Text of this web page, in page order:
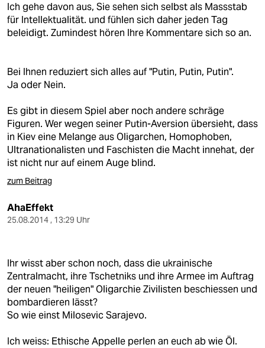
Ich gehe davon aus, Sie sehen sich selbst als Massstab
für Intellektualität. und fühlen sich daher jeden Tag
beleidigt. Zumindest hören Ihre Kommentare sich so an.
Bei Ihnen reduziert sich alles auf "Putin, Putin, Putin".
Ja oder Nein.
Es gibt in diesem Spiel aber noch andere schräge
Figuren. Wer wegen seiner Putin-Aversion übersieht, dass
in Kiev eine Melange aus Oligarchen, Homophoben,
Ultranationalisten und Faschisten die Macht innehat, der
ist nicht nur auf einem Auge blind.
zum Beitrag
AhaEffekt
25.08.2014 , 13:29 Uhr
Ihr wisst aber schon noch, dass die ukrainische
Zentralmacht, ihre Tschetniks und ihre Armee im Auftrag
der neuen "heiligen" Oligarchie Zivilisten beschiessen und
bombardieren lässt?
So wie einst Milosevic Sarajevo.
Ich weiss: Ethische Appelle perlen an euch ab wie Öl.